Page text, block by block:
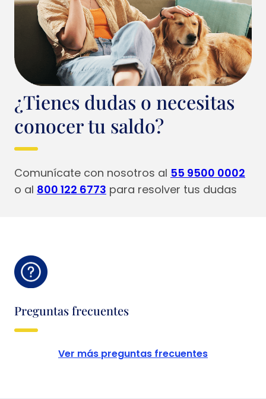
¿Tienes dudas o necesitas
conocer tu saldo?
Comunícate con nosotros al 55 9500 0002
o al 800 122 6773 para resolver tus dudas
Preguntas frecuentes
Ver más preguntas frecuentes